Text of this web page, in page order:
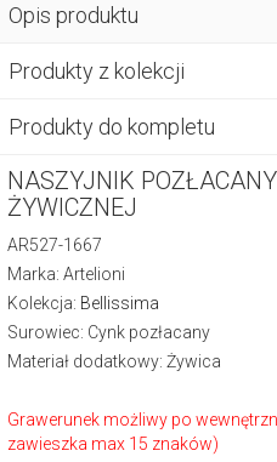
Opis produktu
Produkty z kolekcji
Produkty do kompletu
NASZYJNIK
ŻYWICZNEJ
AR527-1667
Marka: Artelioni
Kolekcja: Bellissima
Surowiec: Cynk pozłacany
Materiał dodatkowy: Żywica
Grawerunek możliwy po
zawieszka max 15 znaków)